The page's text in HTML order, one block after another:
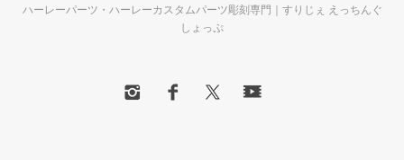
ハーレーパーツ・ハーレーカスタムパーツ彫刻専門｜すりじぇ えっちんぐ
しょっぷ